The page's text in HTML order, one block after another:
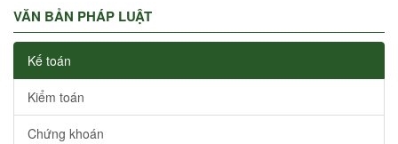
VĂN BẢN PHÁP LUẬT
Kế toán
Kiểm toán
Chứng khoán